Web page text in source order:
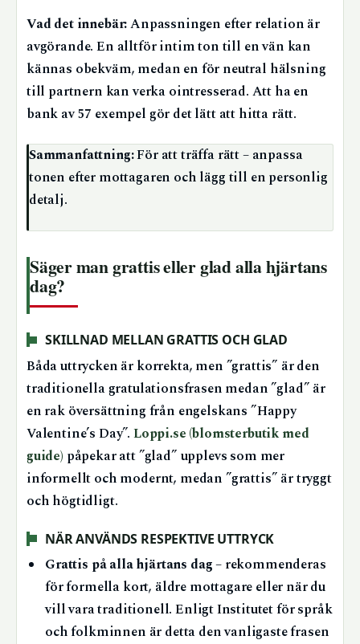
Vad det innebär:Anpassningen efter relation är
avgörande. En alltför intim ton till en vän kan
kännas obekväm, medan en för neutral hälsning
till partnern kan verka ointresserad. Att ha en
bank av 57 exempel gör det lätt att hitta rätt.
Sammanfattning:För att träffa rätt – anpassa
tonen efter mottagaren och lägg till en personlig
detalj.
Säger man grattis eller glad alla hjärtans
dag?
SKILLNAD MELLAN GRATTIS OCH GLAD
Båda uttrycken är korrekta, men ”grattis” är den
traditionella gratulationsfrasen medan ”glad” är
en rak översättning från engelskans ”Happy
Valentine’s Day”. Loppi.se (blomsterbutik med
guide) påpekar att ”glad” upplevs som mer
informellt och modernt, medan ”grattis” är tryggt
och högtidligt.
NÄR ANVÄNDS RESPEKTIVE UTTRYCK
Grattis på alla hjärtans dag– rekommenderas
för formella kort, äldre mottagare eller när du
vill vara traditionell. Enligt Institutet för språk
och folkminnen är detta den vanligaste frasen